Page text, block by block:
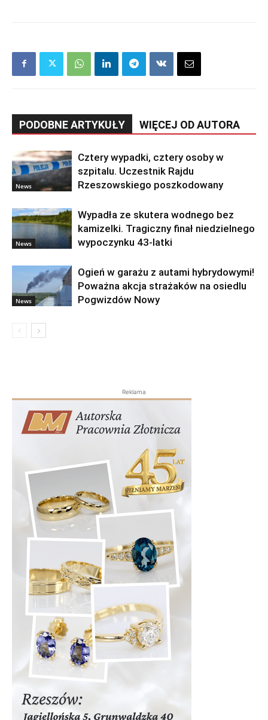
PODOBNE ARTYKUŁY WIĘCEJ OD AUTORA
News
Cztery wypadki, cztery osoby w
szpitalu. Uczestnik Rajdu
Rzeszowskiego poszkodowany
News
Wypadła ze skutera wodnego bez
kamizelki. Tragiczny finał niedzielnego
wypoczynku 43-latki
News
Ogień w garażu z autami hybrydowymi!
Poważna akcja strażaków na osiedlu
Pogwizdów Nowy
Reklama